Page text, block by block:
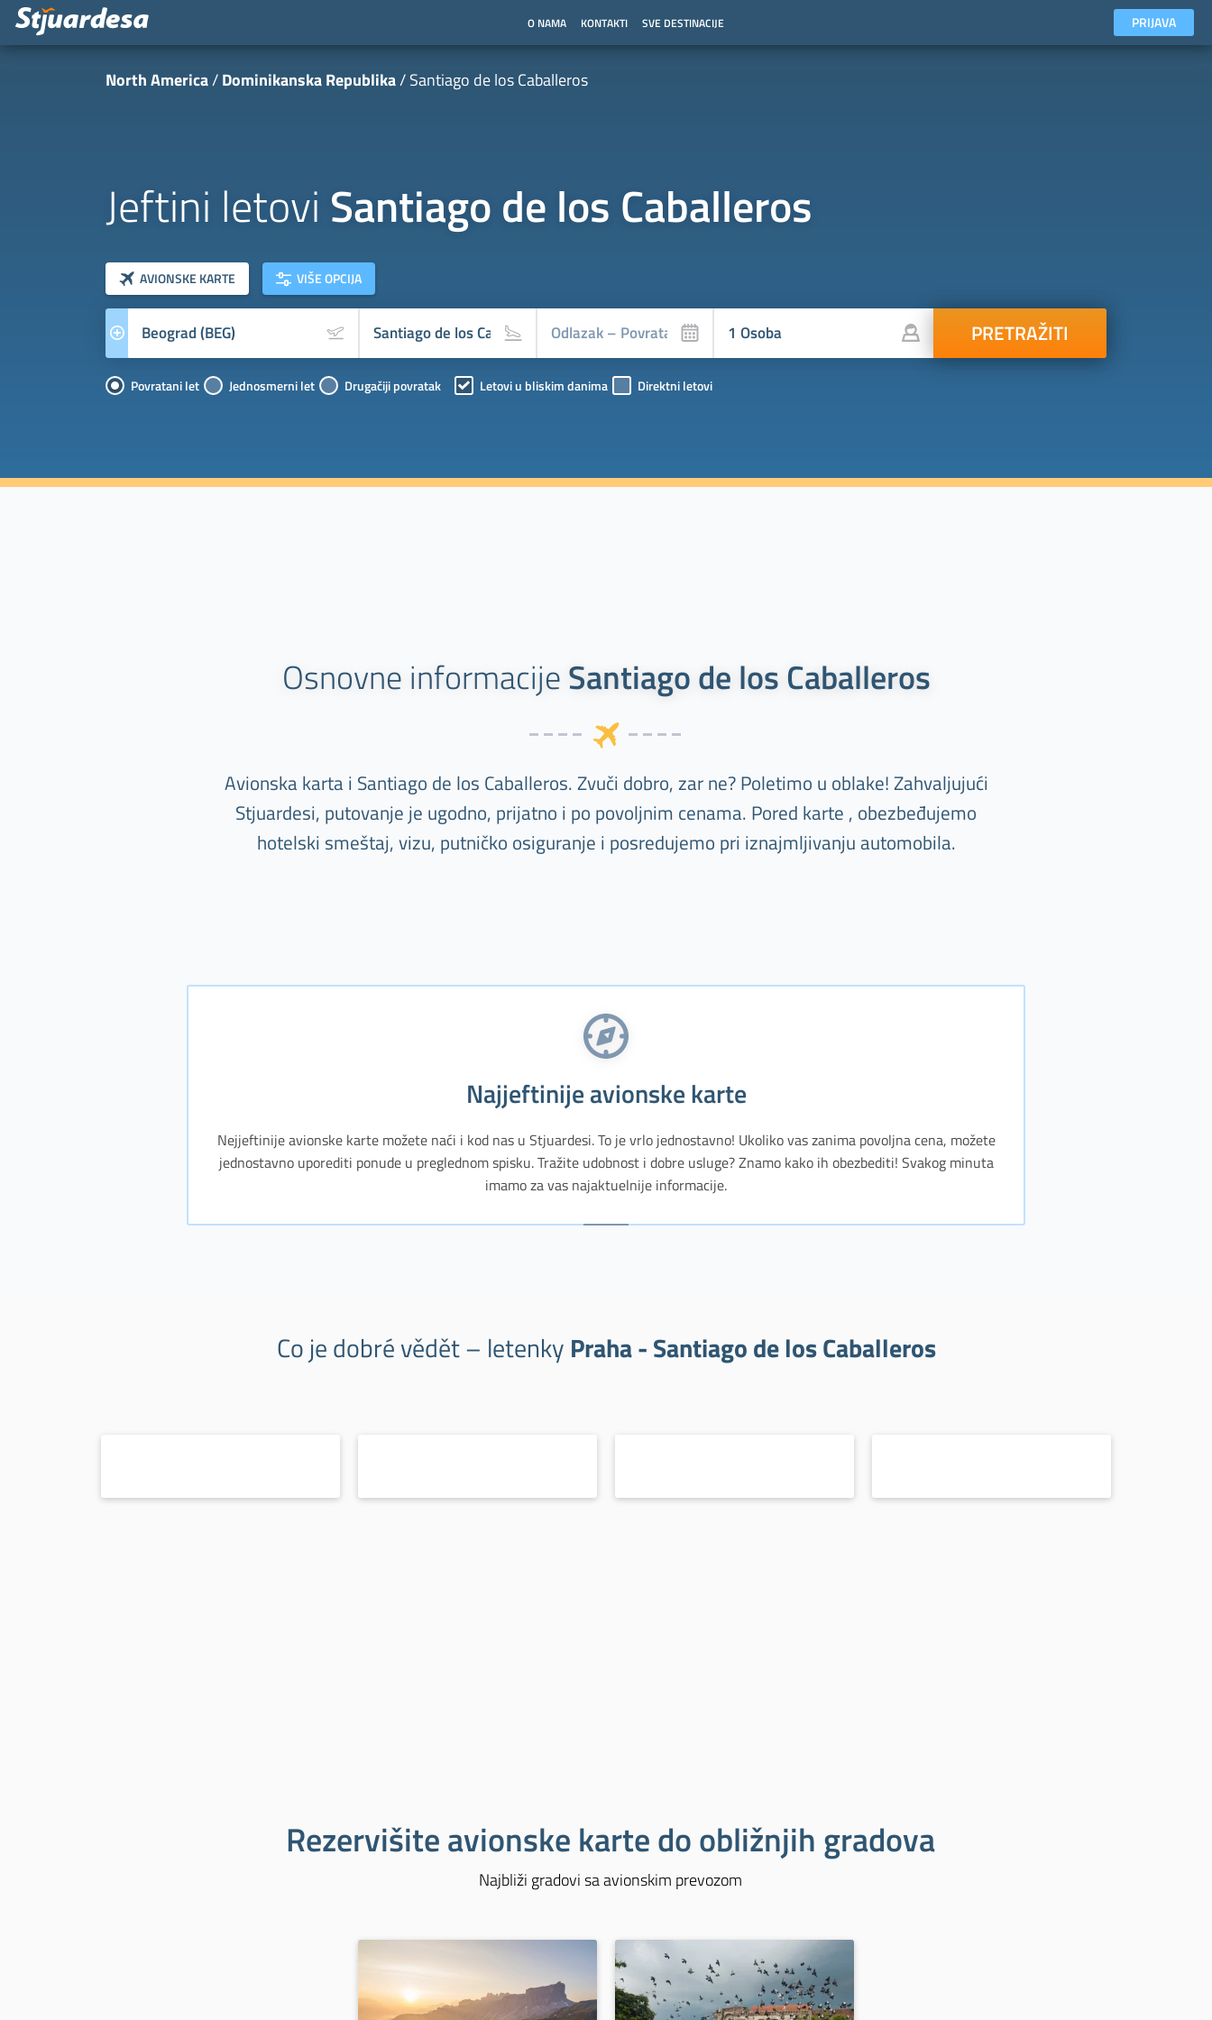
O NAMA KONTAKTI SVE DESTINACIJE PRIJAVA
North America Dominikanska Republika Santiago de los Caballeros
Jeftini letovi Santiago de los Caballeros
AVIONSKE KARTE Prevoznik
klasa letova
VIŠE OPCIJA
PRETRAŽITI
Povratani let Jednosmerni let Drugačiji povratak Letovi u bliskim danima Direktni letovi
Osnovne informacijeSantiago de los Caballeros
Avionska karta i Santiago de los Caballeros. Zvuči dobro, zar ne? Poletimo u oblake! Zahvaljujući
Stjuardesi, putovanje je ugodno, prijatno i po povoljnim cenama. Pored karte , obezbeđujemo
hotelski smeštaj, vizu, putničko osiguranje i posredujemo pri iznajmljivanju automobila.
Najjeftinije avionske karte
Nejjeftinije avionske karte možete naći i kod nas u Stjuardesi. To je vrlo jednostavno! Ukoliko vas zanima povoljna cena, možete
jednostavno uporediti ponude u preglednom spisku. Tražite udobnost i dobre usluge? Znamo kako ih obezbediti! Svakog minuta
imamo za vas najaktuelnije informacije.
Co je dobré vědět – letenky Praha - Santiago de los Caballeros
Rezervišite avionske karte do obližnjih gradova
Najbliži gradovi sa avionskim prevozom